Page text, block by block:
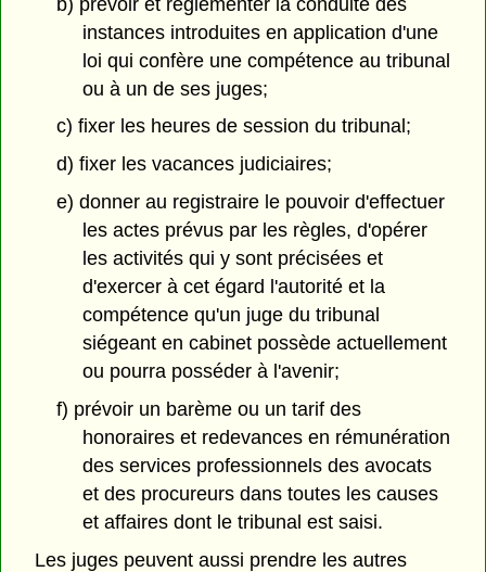
instances introduites en application d'une
loi qui confère une compétence au tribunal
ou à un de ses juges;
c) fixer les heures de session du tribunal;
d) fixer les vacances judiciaires;
e) donner au registraire le pouvoir d'effectuer
les actes prévus par les règles, d'opérer
les activités qui y sont précisées et
d'exercer à cet égard l'autorité et la
compétence qu'un juge du tribunal
siégeant en cabinet possède actuellement
ou pourra posséder à l'avenir;
f) prévoir un barème ou un tarif des
honoraires et redevances en rémunération
des services professionnels des avocats
et des procureurs dans toutes les causes
et affaires dont le tribunal est saisi.
Les juges peuvent aussi prendre les autres